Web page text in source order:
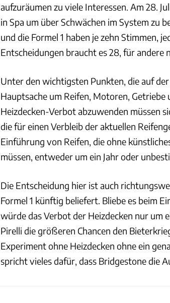
aufzuräumen zu viele Interessen. Am 28.
in Spa um über Schwächen im System zu
und die Formel 1 haben je zehn Stimmen,
Entscheidungen braucht es 28, für andere
Unter den wichtigsten Punkten, die auf
Hauptsache um Reifen, Motoren, Getriebe
Heizdecken-Verbot abzuwenden müssen
die für einen Verbleib der aktuellen
Einführung von Reifen, die ohne
müssen, entweder um ein Jahr oder
Die Entscheidung hier ist auch
Formel 1 künftig beliefert. Bliebe es beim
würde das Verbot der Heizdecken nur um
Pirelli die größeren Chancen den
Experiment ohne Heizdecken ohne ein
spricht vieles dafür, dass Bridgestone die